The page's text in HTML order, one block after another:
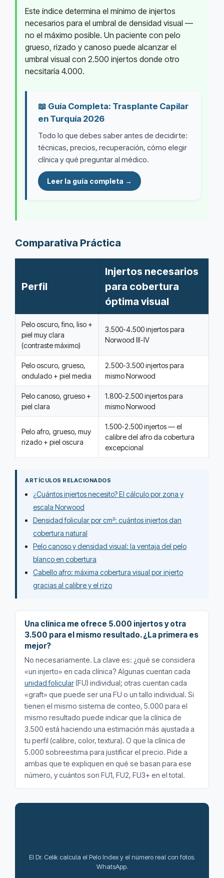
Este índice determina el mínimo de injertos
necesarios para el umbral de densidad visual —
no el máximo posible. Un paciente con pelo
grueso, rizado y canoso puede alcanzar el
umbral visual con 2.500 injertos donde otro
necsitaría 4.000.
📖 Guía Completa: Trasplante Capilar
en Turquía 2026
Todo lo que debes saber antes de decidirte:
técnicas, precios, recuperación, cómo elegir
clínica y qué preguntar al médico.
Leer la guía completa →
Comparativa Práctica
Perfil
Injertos necesarios
para cobertura
óptima visual
Pelo oscuro, fino, liso +
piel muy clara
(contraste máximo)
3.500-4.500 injertos para
Norwood III-IV
Pelo oscuro, grueso,
ondulado + piel media
2.500-3.500 injertos para
mismo Norwood
Pelo canoso, grueso +
piel clara
1.800-2.500 injertos para
mismo Norwood
Pelo afro, grueso, muy
rizado + piel oscura
1.500-2.500 injertos — el
calibre del afro da cobertura
excepcional
ARTÍCULOS RELACIONADOS
¿Cuántos injertos necesito? El cálculo por zona y
escala Norwood
Densidad folicular por cm²: cuántos injertos dan
cobertura natural
Pelo canoso y densidad visual: la ventaja del pelo
blanco en cobertura
Cabello afro: máxima cobertura visual por injerto
gracias al calibre y el rizo
Una clínica me ofrece 5.000 injertos y otra
3.500 para el mismo resultado. ¿La primera es
mejor?
No necesariamente. La clave es: ¿qué se considera
«un injerto» en cada clínica? Algunas cuentan cada
unidad folicular(FU) individual; otras cuentan cada
«graft» que puede ser una FU o un tallo individual. Si
tienen el mismo sistema de conteo, 5.000 para el
mismo resultado puede indicar que la clínica de
3.500 está haciendo una estimación más ajustada a
tu perfil (calibre, color, textura). O que la clínica de
5.000 sobreestima para justificar el precio. Pide a
ambas que te expliquen en qué se basan para ese
número, y cuántos son FU1, FU2, FU3+ en el total.
El Dr. Celik calcula el Pelo Index y el número real con fotos.
WhatsApp.